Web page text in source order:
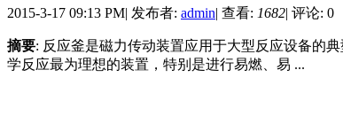
2015-3-17 09:13 PM| 发布者: admin| 查看: 1682| 评论: 0
摘要: 反应釜是磁力传动装置应用于大型反应设备的
学反应最为理想的装置，特别是进行易燃、易 ...